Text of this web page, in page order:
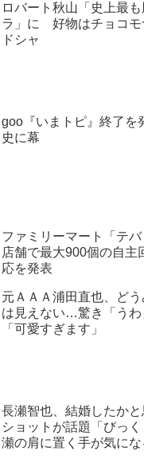
ロバート秋山「史上最
ラ」に 好物はチョコモ
ドシャ
goo『いまトピ』終了を
史に幕
ファミリーマート「テ
店舗で最大900個の自主
応を発表
元ＡＡＡ浦田直也、ど
は見えない…驚き「うわ
「可愛すぎます」
長瀬智也、結婚したか
ショットが話題「びっ
瀬の肩に置く手が気にな